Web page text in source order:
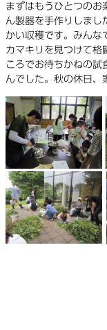
まずはもうひとつのお
ん製器を手作りしまし
かい収穫です。みんな
カマキリを見つけて格
ころでお待ちかねの試
んでした。秋の休日、